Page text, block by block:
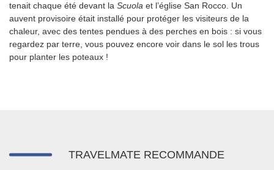
tenait chaque été devant la Scuola et l’église San Rocco. Un
auvent provisoire était installé pour protéger les visiteurs de la
chaleur, avec des tentes pendues à des perches en bois : si vous
regardez par terre, vous pouvez encore voir dans le sol les trous
pour planter les poteaux !
TRAVELMATE RECOMMANDE